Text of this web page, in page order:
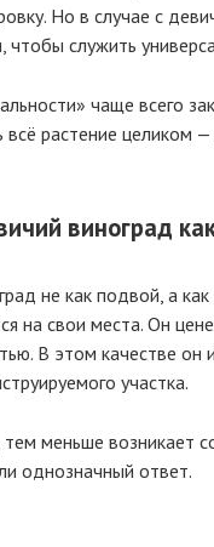
Но в случае с
служить
чаще всего
всё растение целиком
виноград
не как подвой, а как
на свои места. Он
В этом качестве он
участка.
меньше возникает
однозначный ответ.